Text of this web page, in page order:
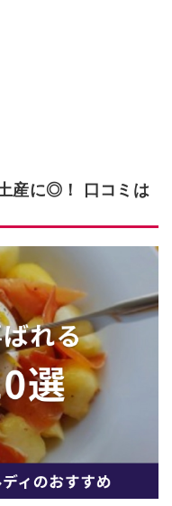
産に◎！ 口コミは